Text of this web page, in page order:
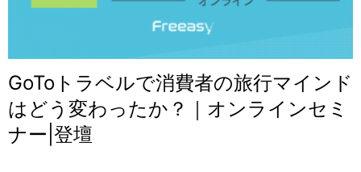
GoToトラベルで消費者の旅行マインド
はどう変わったか？｜オンラインセミ
ナー|登壇